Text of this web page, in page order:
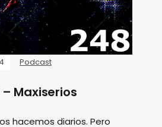
Podcast
Maxiserios
hacemos diarios. Pero